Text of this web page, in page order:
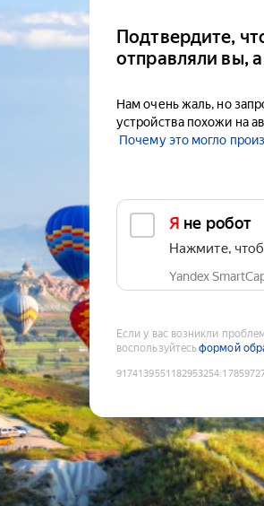
Подтвердите,
отправляли вы,
Нам очень жаль, но
устройства похожи на
Почему это могло
Я не робот
Нажмите,
Yandex
Если у вас возникли
воспользуйтесьформой
9174139551182953254: